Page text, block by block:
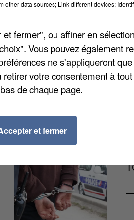
professionnels ou
le chèque permis
école pour les publics
d'infos viaaide-
other data sources; Link different devices;
fermer", ou affiner en
Vous pouvez également
ne s'appliqueront
votre consentement à tout
de chaque page.
et fermer